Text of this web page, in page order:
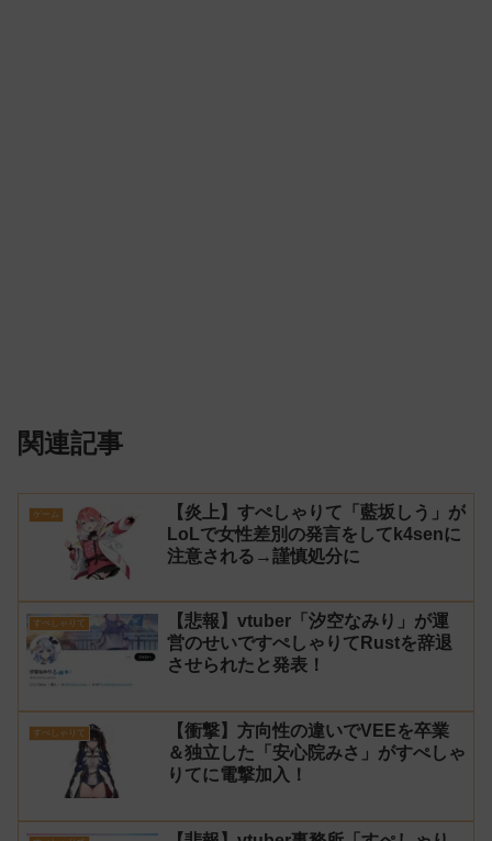
関連記事
ゲーム
【炎上】すぺしゃりて「藍坂しう」が
LoLで女性差別の発言をしてk4senに
注意される→謹慎処分に
すぺしゃりて
【悲報】vtuber「汐空なみり」が運
営のせいですぺしゃりてRustを辞退
させられたと発表！
すぺしゃりて
【衝撃】方向性の違いでVEEを卒業
＆独立した「安心院みさ」がすぺしゃ
りてに電撃加入！